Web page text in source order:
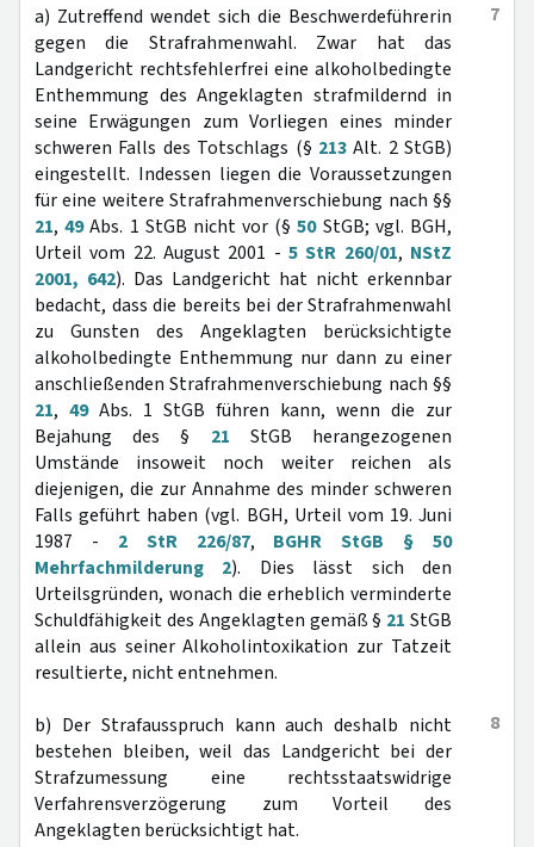
7
a) Zutreffend wendet sich die Beschwerdeführerin
gegen die Strafrahmenwahl. Zwar hat das
Landgericht rechtsfehlerfrei eine alkoholbedingte
Enthemmung des Angeklagten strafmildernd in
seine Erwägungen zum Vorliegen eines minder
schweren Falls des Totschlags (§ 213Alt. 2 StGB)
eingestellt. Indessen liegen die Voraussetzungen
für eine weitere Strafrahmenverschiebung nach §§
21,49Abs. 1 StGB nicht vor (§50StGB; vgl. BGH,
Urteil vom 22. August 2001 - 5 StR 260/01, NStZ
2001, 642). Das Landgericht hat nicht erkennbar
bedacht, dass die bereits bei der Strafrahmenwahl
zu Gunsten des Angeklagten berücksichtigte
alkoholbedingte Enthemmung nur dann zu einer
anschließenden Strafrahmenverschiebung nach §§
21, 49Abs. 1 StGB führen kann, wenn die zur
Bejahung des § 21 StGB herangezogenen
Umstände insoweit noch weiter reichen als
diejenigen, die zur Annahme des minder schweren
Falls geführt haben (vgl. BGH, Urteil vom 19. Juni
1987 - 2 StR 226/87, BGHR StGB § 50
Mehrfachmilderung 2). Dies lässt sich den
Urteilsgründen, wonach die erheblich verminderte
Schuldfähigkeit des Angeklagten gemäß § 21 StGB
allein aus seiner Alkoholintoxikation zur Tatzeit
resultierte, nicht entnehmen.
8
b) Der Strafausspruch kann auch deshalb nicht
bestehen bleiben, weil das Landgericht bei der
Strafzumessung eine rechtsstaatswidrige
Verfahrensverzögerung zum Vorteil des
Angeklagten berücksichtigt hat.